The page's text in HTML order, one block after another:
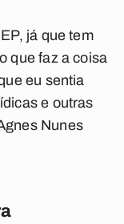
já que tem
que faz a coisa
eu sentia
e outras
Nunes